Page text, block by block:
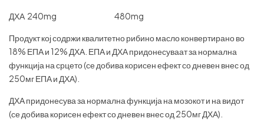
ДХА 240mg 480mg
Продукт кој содржи квалитетно рибино масло конвертирано во
18% ЕПА и 12% ДХА. ЕПА и ДХА придонесуваат за нормална
функција на срцето (се добива корисен ефект со дневен внес од
250мг ЕПА и ДХА).
ДХА придонесува за нормална функција на мозокот и на видот
(се добива корисен ефект со дневен внес од 250мг ДХА).